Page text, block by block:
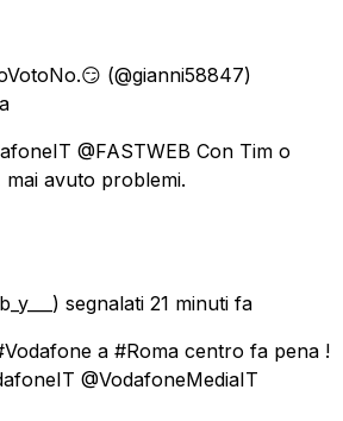
(@gianni58847)
@FASTWEB Con Tim o
avuto problemi.
segnalati 21 minuti fa
a #Roma centro fa pena !
@VodafoneMediaIT